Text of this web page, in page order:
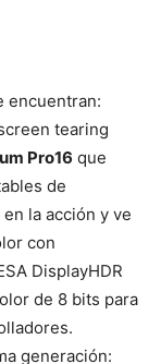
encuentran:
tearing
Pro16 que
de
la acción y ve
con
DisplayHDR
de 8 bits para
generación: